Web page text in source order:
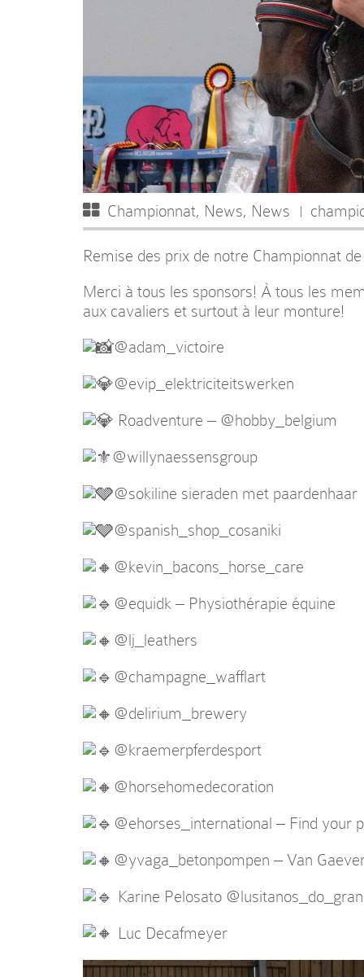
Championnat, News, News
Remise des prix de notre Championnat
Merci à tous les sponsors! À tous les
aux cavaliers et surtout à leur monture!
@adam_victoire
@evip_elektriciteitswerken
Roadventure – @hobby_belgium
@willynaessensgroup
@sokiline sieraden met paardenhaar
@spanish_shop_cosaniki
@kevin_bacons_horse_care
@equidk – Physiothérapie équine
@lj_leathers
@champagne_wafflart
@delirium_brewery
@kraemerpferdesport
@horsehomedecoration
@ehorses_international – Find your
@yvaga_betonpompen – Van
Karine Pelosato
Luc Decafmeyer